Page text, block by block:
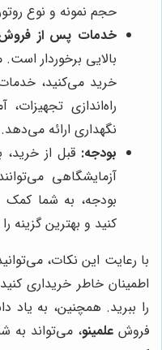
حجم نمونه و نوع
خدمات پس از
بالایی برخوردار
خرید می‌کنید،
راه‌اندازی
نگهداری ارائه می‌دهد.
بودجه: قبل از
آزمایشگاهی
بودجه، به شما کمک
کنید و بهترین گزینه
با رعایت این نکات،
اطمینان خاطر خریداری
را ببرید. همچنین، به یاد
فروش علمینو، می‌تواند به